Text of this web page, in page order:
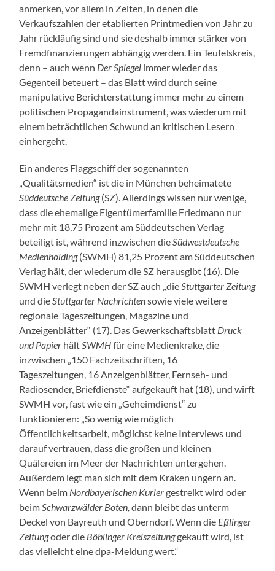
anmerken, vor allem in Zeiten, in denen die
Verkaufszahlen der etablierten Printmedien von Jahr zu
Jahr rückläufig sind und sie deshalb immer stärker von
Fremdfinanzierungen abhängig werden. Ein Teufelskreis,
denn – auch wenn Der Spiegel immer wieder das
Gegenteil beteuert – das Blatt wird durch seine
manipulative Berichterstattung immer mehr zu einem
politischen Propagandainstrument, was wiederum mit
einem beträchtlichen Schwund an kritischen Lesern
einhergeht.
Ein anderes Flaggschiff der sogenannten
„Qualitätsmedien“ ist die in München beheimatete
Süddeutsche Zeitung(SZ). Allerdings wissen nur wenige,
dass die ehemalige Eigentümerfamilie Friedmann nur
mehr mit 18,75 Prozent am Süddeutschen Verlag
beteiligt ist, während inzwischen die Südwestdeutsche
Medienholding(SWMH) 81,25 Prozent am Süddeutschen
Verlag hält, der wiederum die SZ herausgibt (16). Die
SWMH verlegt neben der SZ auch „die Stuttgarter Zeitung
und die Stuttgarter Nachrichtensowie viele weitere
regionale Tageszeitungen, Magazine und
Anzeigenblätter“ (17). Das Gewerkschaftsblatt Druck
und Papier hält SWMHfür eine Medienkrake, die
inzwischen „150 Fachzeitschriften, 16
Tageszeitungen, 16 Anzeigenblätter, Fernseh- und
Radiosender, Briefdienste“ aufgekauft hat (18), und wirft
SWMH vor, fast wie ein „Geheimdienst“ zu
funktionieren: „So wenig wie möglich
Öffentlichkeitsarbeit, möglichst keine Interviews und
darauf vertrauen, dass die großen und kleinen
Quälereien im Meer der Nachrichten untergehen.
Außerdem legt man sich mit dem Kraken ungern an.
Wenn beim Nordbayerischen Kuriergestreikt wird oder
beim Schwarzwälder Boten, dann bleibt das unterm
Deckel von Bayreuth und Oberndorf. Wenn die Eßlinger
Zeitungoder die Böblinger Kreiszeitunggekauft wird, ist
das vielleicht eine dpa-Meldung wert.“